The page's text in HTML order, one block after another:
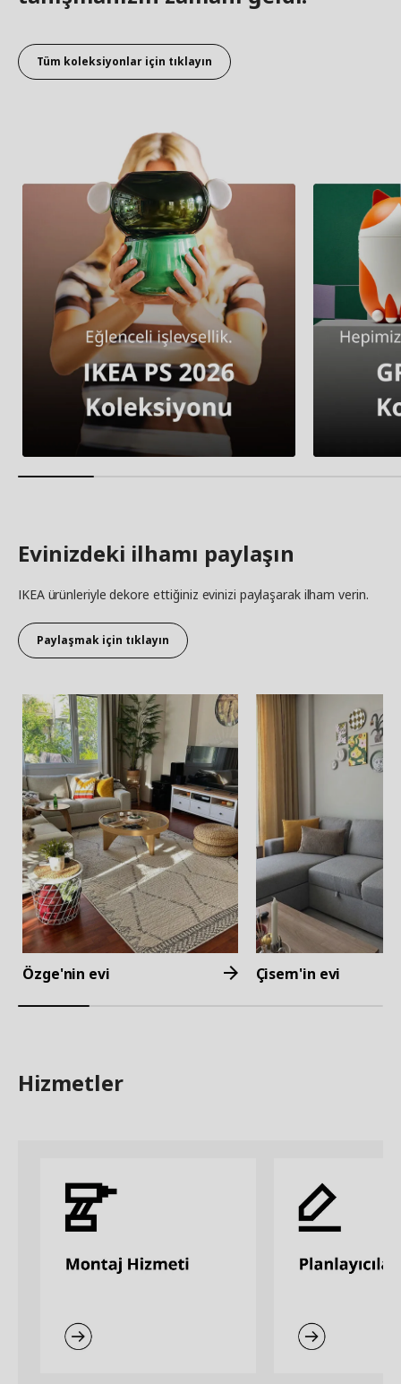
Tüm koleksiyonlar için tıklayın
Evinizdeki ilhamı paylaşın
IKEA ürünleriyle dekore ettiğiniz evinizi paylaşarak ilham verin.
Paylaşmak için tıklayın
Özge'nin evi Çisem'in evi
Hizmetler